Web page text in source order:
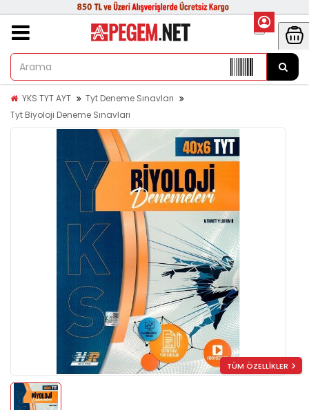
YKS TYT AYT
Tyt Deneme Sınavları
Tyt Biyoloji Deneme Sınavları
TÜM ÖZELLİKLER